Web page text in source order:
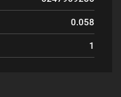
0.058
1